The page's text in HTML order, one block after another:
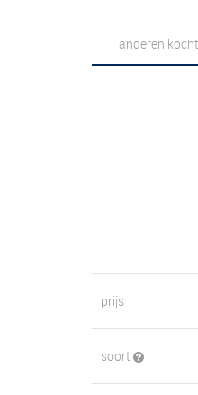
anderen
prijs
soort